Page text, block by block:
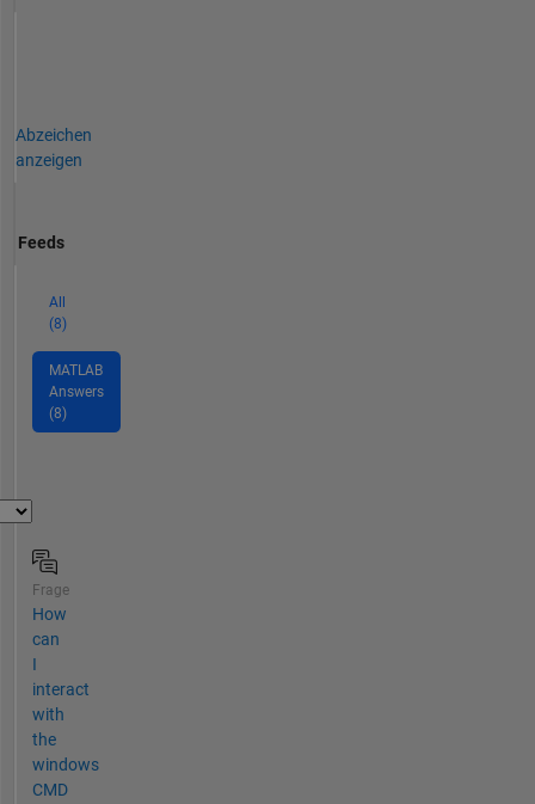
Abzeichen
anzeigen
Feeds
All
(8)
MATLAB
Answers
(8)
Frage
How
can
I
interact
with
the
windows
CMD